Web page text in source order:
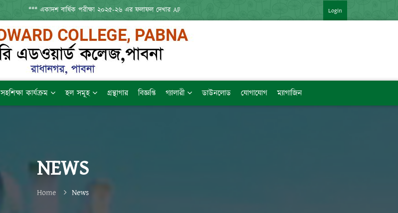
*** একাদশ বার্ষিক পরীক্ষা ২০২৫-২৬ এর ফলাফল দেখার APP : HTTPS://SHORTURL.AT/ZTVZQ (বিষয়ভিত্তিক মেধাক্রম সহ)   [LINK কপি
Login
সহশিক্ষা কার্যক্রম হল সমূহ গ্রন্থাগার বিজ্ঞপ্তি গ্যালারী ডাউনলোড যোগাযোগ ম্যাগাজিন
NEWS
Home News